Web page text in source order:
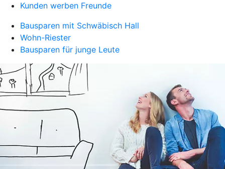
Kunden werben Freunde
Bausparen mit Schwäbisch Hall
Wohn-Riester
Bausparen für junge Leute